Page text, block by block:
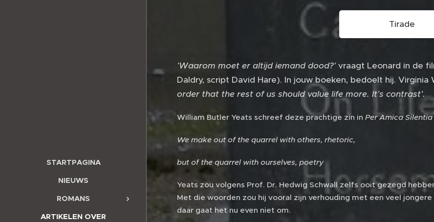
STARTPAGINA
NIEUWS
ROMANS
ARTIKELEN OVER
Tirade
'Waarom moet er altijd iemand dood?'vraagt Leonard in de
Daldry, script David Hare). In jouw boeken, bedoelt hij.
order that the rest of us should value life more. It's contrast'.
William Butler Yeats schreef deze prachtige zin in Per Amica Silentia
We make out of the quarrel with others, rhetoric,
but of the quarrel with ourselves, poetry
Yeats zou volgens Prof. Dr. Hedwig Schwall zelfs ooit gezegd
Met die woorden zou hij vooral zijn verhouding met een veel
daar gaat het nu even niet om.